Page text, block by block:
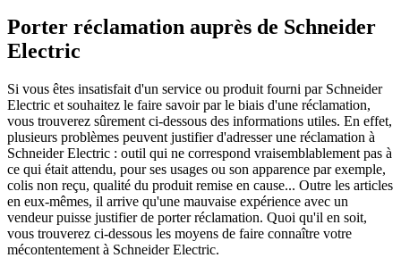
Porter réclamation auprès de Schneider
Electric
Si vous êtes insatisfait d'un service ou produit fourni par Schneider
Electric et souhaitez le faire savoir par le biais d'une réclamation,
vous trouverez sûrement ci-dessous des informations utiles. En effet,
plusieurs problèmes peuvent justifier d'adresser une réclamation à
Schneider Electric : outil qui ne correspond vraisemblablement pas à
ce qui était attendu, pour ses usages ou son apparence par exemple,
colis non reçu, qualité du produit remise en cause... Outre les articles
en eux-mêmes, il arrive qu'une mauvaise expérience avec un
vendeur puisse justifier de porter réclamation. Quoi qu'il en soit,
vous trouverez ci-dessous les moyens de faire connaître votre
mécontentement à Schneider Electric.